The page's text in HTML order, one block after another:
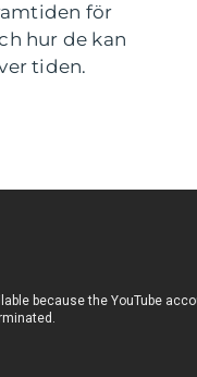
för
hur de kan
tiden.